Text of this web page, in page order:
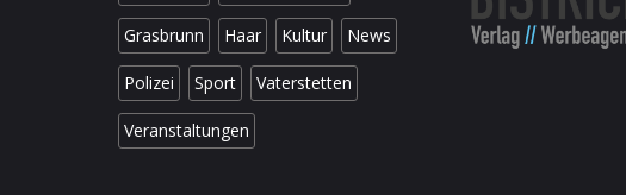
Grasbrunn Haar Kultur News
Polizei Sport Vaterstetten
Veranstaltungen